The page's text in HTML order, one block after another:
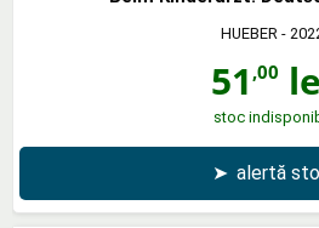
HUEBER -
51 ,00
stoc
➤ alertă